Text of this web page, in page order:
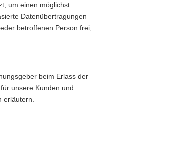
um einen möglichst
Datenübertragungen
betroffenen Person frei,
beim Erlass der
unsere Kunden und
erläutern.